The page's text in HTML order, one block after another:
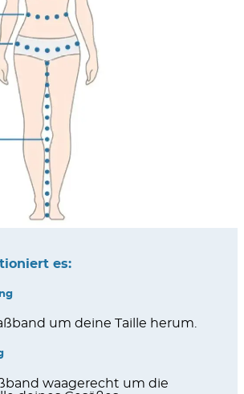
es:
um deine Taille herum.
waagerecht um die